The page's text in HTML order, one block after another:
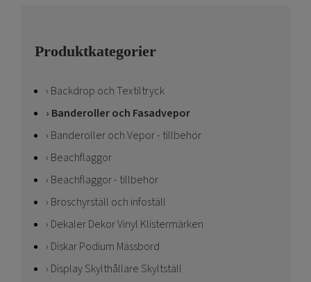
Produktkategorier
Backdrop och Textiltryck
Banderoller och Fasadvepor
Banderoller och Vepor - tillbehör
Beachflaggor
Beachflaggor - tillbehör
Broschyrställ och infoställ
Dekaler Dekor Vinyl Klistermärken
Diskar Podium Mässbord
Display Skylthållare Skyltställ